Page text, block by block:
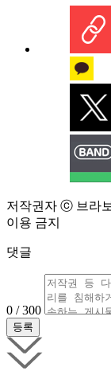
저작권자 ⓒ 브라
이용 금지
댓글
0 / 300